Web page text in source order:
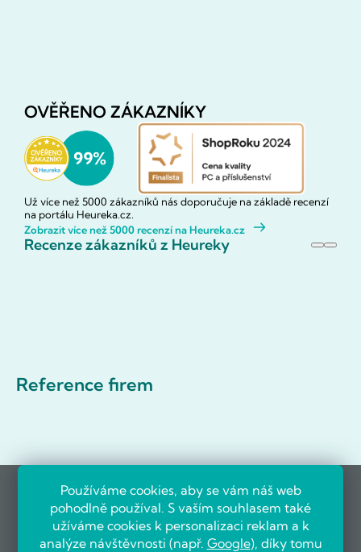
Používáme cookies, aby se vám náš web
pohodlně používal. S vaším souhlasem také
užíváme cookies k personalizaci reklam a k
analýze návštěvnosti (např. Google), díky tomu
OVĚŘENO ZÁKAZNÍKY
Už více než 5000 zákazníků nás doporučuje na základě recenzí
na portálu Heureka.cz.
Zobrazit více než 5000 recenzí na Heureka.cz
Recenze zákazníků z Heureky
Reference firem